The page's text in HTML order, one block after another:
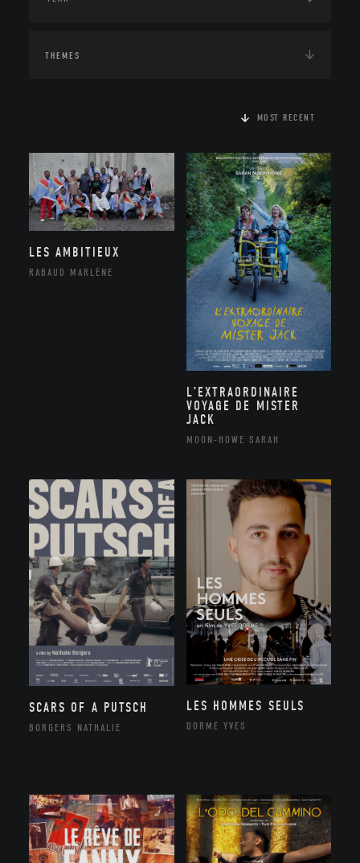
THEMES
MOST RECENT
LES AMBITIEUX
RABAUD MARLÈNE
L’EXTRAORDINAIRE
VOYAGE DE MISTER
JACK
MOON-HOWE SARAH
SCARS OF A PUTSCH
BORGERS NATHALIE
LES HOMMES SEULS
DORME YVES